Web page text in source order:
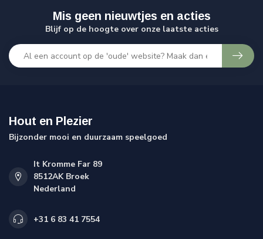
Mis geen nieuwtjes en acties
Blijf op de hoogte over onze laatste acties
Hout en Plezier
Bijzonder mooi en duurzaam speelgoed
It Kromme Far 89
8512AK Broek
Nederland
+31 6 83 41 7554